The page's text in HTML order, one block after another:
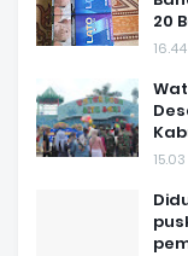
20
16.44
15.03